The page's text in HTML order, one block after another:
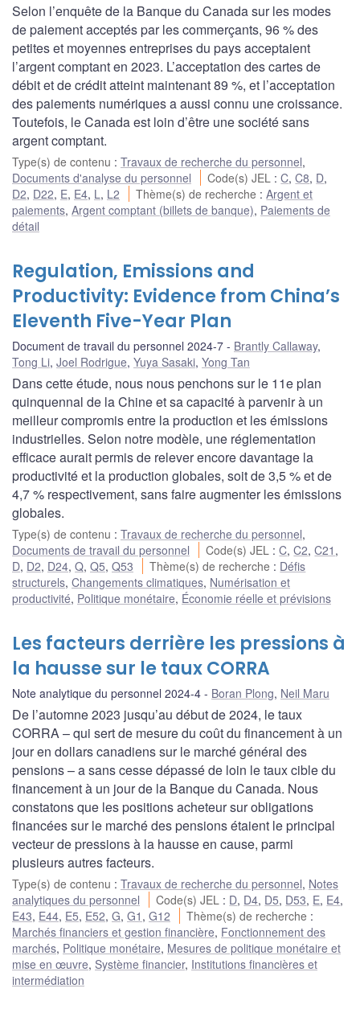
Selon l’enquête de la Banque du Canada sur les modes
de paiement acceptés par les commerçants, 96 % des
petites et moyennes entreprises du pays acceptaient
l’argent comptant en 2023. L’acceptation des cartes de
débit et de crédit atteint maintenant 89 %, et l’acceptation
des paiements numériques a aussi connu une croissance.
Toutefois, le Canada est loin d’être une société sans
argent comptant.
Type(s) de contenu : Travaux de recherche du personnel,
Documents d'analyse du personnel
Code(s) JEL :C,C8, D,
D2, D22, E, E4, L , L2 Thème(s) de recherche :Argent et
paiements, Argent comptant (billets de banque), Paiements de
détail
Regulation, Emissions and
Productivity: Evidence from China’s
Eleventh Five-Year Plan
Document de travail du personnel 2024-7 Brantly Callaway,
Tong Li, Joel Rodrigue, Yuya Sasaki, Yong Tan
Dans cette étude, nous nous penchons sur le 11e plan
quinquennal de la Chine et sa capacité à parvenir à un
meilleur compromis entre la production et les émissions
industrielles. Selon notre modèle, une réglementation
efficace aurait permis de relever encore davantage la
productivité et la production globales, soit de 3,5 % et de
4,7 % respectivement, sans faire augmenter les émissions
globales.
Type(s) de contenu : Travaux de recherche du personnel,
Documents de travail du personnel
Code(s) JEL :C,C2,C21 ,
D, D2, D24, Q, Q5, Q53 Thème(s) de recherche : Défis
structurels, Changements climatiques, Numérisation et
productivité, Politique monétaire, Économie réelle et prévisions
Les facteurs derrière les pressions à
la hausse sur le taux CORRA
Note analytique du personnel 2024-4 Boran Plong, Neil Maru
De l’automne 2023 jusqu’au début de 2024, le taux
CORRA – qui sert de mesure du coût du financement à un
jour en dollars canadiens sur le marché général des
pensions – a sans cesse dépassé de loin le taux cible du
financement à un jour de la Banque du Canada. Nous
constatons que les positions acheteur sur obligations
financées sur le marché des pensions étaient le principal
vecteur de pressions à la hausse en cause, parmi
plusieurs autres facteurs.
Type(s) de contenu : Travaux de recherche du personnel, Notes
analytiques du personnel
Code(s) JEL : D, D4, D5, D53, E, E4,
E43, E44, E5, E52, G, G1 , G12 Thème(s) de recherche :
Marchés financiers et gestion financière, Fonctionnement des
marchés, Politique monétaire, Mesures de politique monétaire et
mise en œuvre, Système financier, Institutions financières et
intermédiation